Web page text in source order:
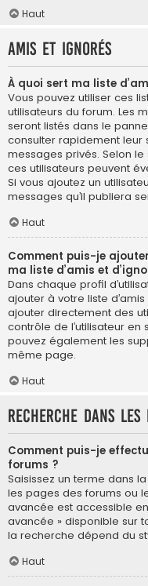
Haut
Amis et ignorés
À quoi sert ma liste
Vous pouvez utiliser ces
utilisateurs du forum. Les
seront listés dans le
consulter rapidement leur
messages privés. Selon
ces utilisateurs peuvent
Si vous ajoutez un
messages qu’il publiera
Haut
Comment puis-je
ma liste d’amis et
Dans chaque profil
ajouter à votre liste
ajouter directement des
contrôle de l’utilisateur en
pouvez également les
même page.
Haut
Recherche dans les
Comment puis-je
forums ?
Saisissez un terme dans
les pages des forums ou
avancée est accessible
avancée » disponible sur
la recherche dépend du
Haut